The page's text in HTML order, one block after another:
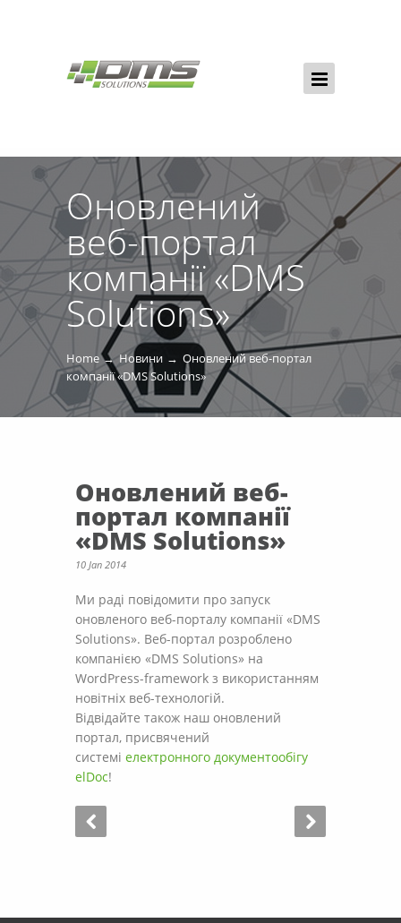
Оновлений
веб-портал
компанії «DMS
Solutions»
Home Новини
Оновлений веб-портал
компанії «DMS Solutions»
Оновлений веб-
портал компанії
«DMS Solutions»
10 Jan 2014
Ми раді повідомити про запуск
оновленого веб-порталу компанії «DMS
Solutions». Веб-портал розроблено
компанією «DMS Solutions» на
WordPress-framework з використанням
новітніх веб-технологій.
Відвідайте також наш оновлений
портал, присвячений
системі електронного документообігу
elDoc!